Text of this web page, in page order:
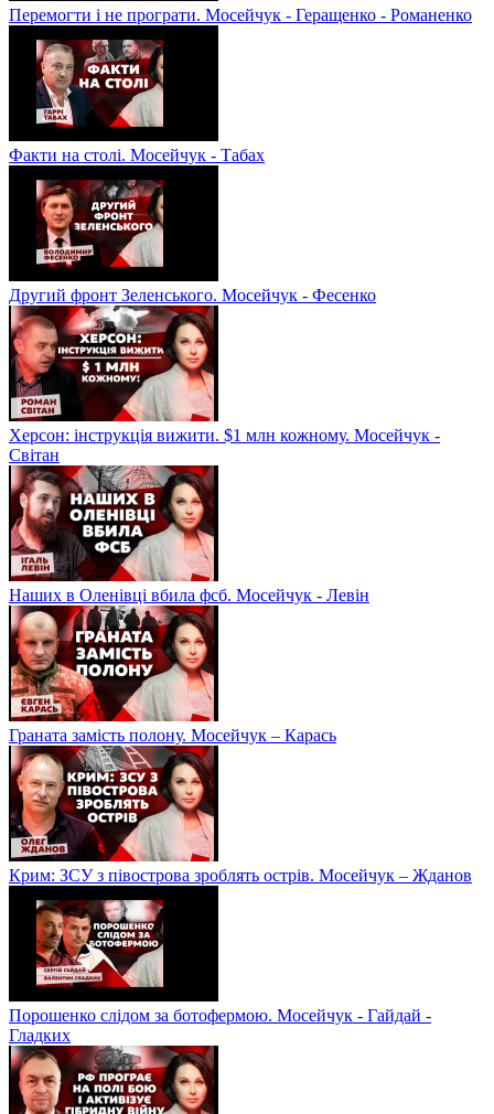
Перемогти і не програти. Мосейчук - Геращенко - Романенко
Факти на столі. Мосейчук - Табах
Другий фронт Зеленського. Мосейчук - Фесенко
Херсон: інструкція вижити. $1 млн кожному. Мосейчук -
Світан
Наших в Оленівці вбила фсб. Мосейчук - Левін
Граната замість полону. Мосейчук – Карась
Крим: ЗСУ з півострова зроблять острів. Мосейчук – Жданов
Порошенко слідом за ботофермою. Мосейчук - Гайдай -
Гладких